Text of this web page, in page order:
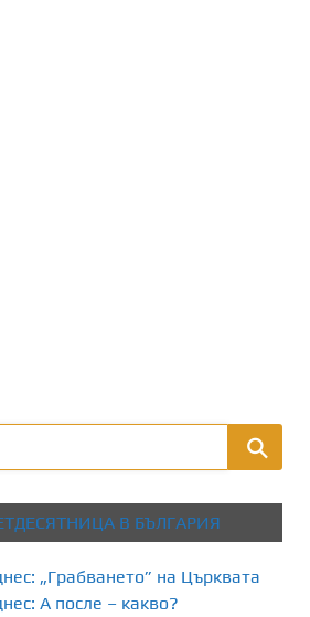
В БЪЛГАРИЯ
„Грабването” на Църквата
А после – какво?